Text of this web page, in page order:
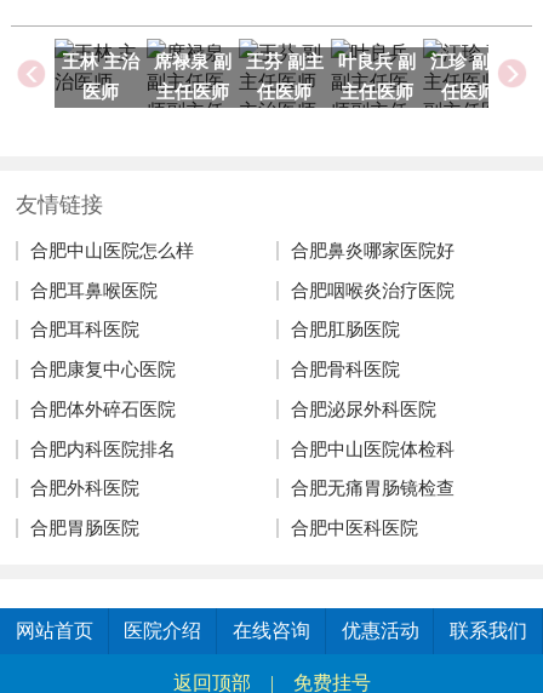
王林 主治
医师
席禄泉 副
主任医师
王芬 副主
任医师
叶良兵 副
主任医师
江珍 副主
任医师
友情链接
合肥中山医院怎么样 合肥鼻炎哪家医院好
合肥耳鼻喉医院 合肥咽喉炎治疗医院
合肥耳科医院 合肥肛肠医院
合肥康复中心医院 合肥骨科医院
合肥体外碎石医院 合肥泌尿外科医院
合肥内科医院排名 合肥中山医院体检科
合肥外科医院 合肥无痛胃肠镜检查
合肥胃肠医院 合肥中医科医院
网站首页 医院介绍 在线咨询 优惠活动 联系我们
返回顶部 | 免费挂号